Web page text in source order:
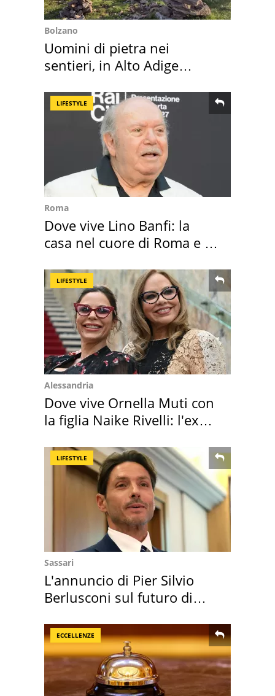
Bolzano
Uomini di pietra nei
sentieri, in Alto Adige
LIFESTYLE
Roma
Dove vive Lino Banfi: la
casa nel cuore di Roma e i
LIFESTYLE
Alessandria
Dove vive Ornella Muti con
la figlia Naike Rivelli: l'ex
LIFESTYLE
Sassari
L'annuncio di Pier Silvio
Berlusconi sul futuro di
ECCELLENZE